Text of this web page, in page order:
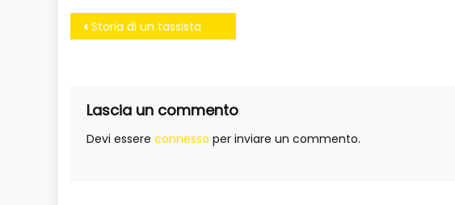
Navigazione
Storia di un tassista
Lascia un commento
Devi essere connesso per inviare un commento.